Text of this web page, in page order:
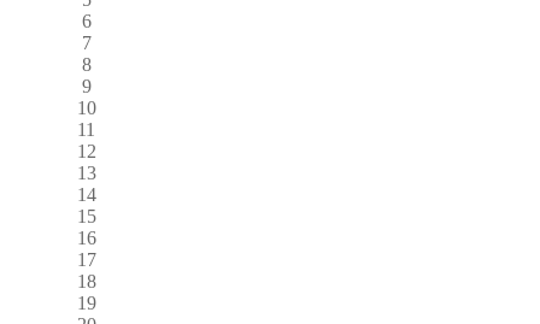
6
7
8
9
10
11
12
13
14
15
16
17
18
19